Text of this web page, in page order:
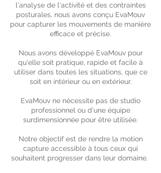
l'analyse de l'activité et des contraintes
posturales, nous avons conçu EvaMouv
pour capturer les mouvements de manière
efficace et précise.
Nous avons développé EvaMouv pour
qu'elle soit pratique, rapide et facile à
utiliser dans toutes les situations, que ce
soit en intérieur ou en extérieur.
EvaMouv ne nécessite pas de studio
professionnel ou d'une équipe
surdimensionnée pour être utilisée.
Notre objectif est de rendre la motion
capture accessible à tous ceux qui
souhaitent progresser dans leur domaine.